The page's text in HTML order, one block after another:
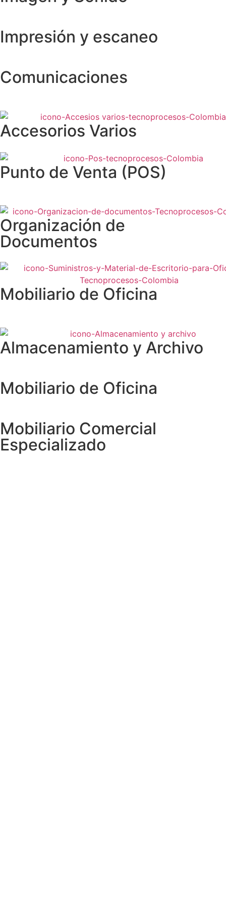
Impresión y escaneo
Comunicaciones
Accesorios Varios
Punto de Venta (POS)
Organización de
Documentos
Mobiliario de Oficina
Almacenamiento y Archivo
Mobiliario de Oficina
Mobiliario Comercial
Especializado